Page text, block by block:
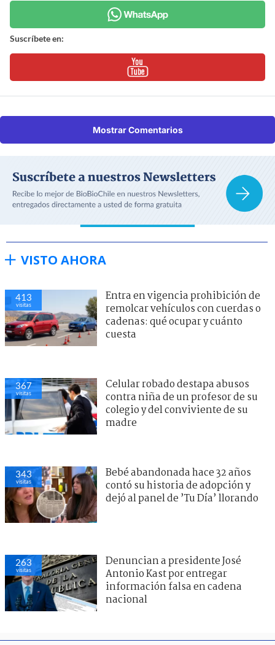
Suscríbete en:
Mostrar Comentarios
VISTO AHORA
413
visitas
Entra en vigencia prohibición de
remolcar vehículos con cuerdas o
cadenas: qué ocupar y cuánto
cuesta
367
visitas
Celular robado destapa abusos
contra niña de un profesor de su
colegio y del conviviente de su
madre
343
visitas
Bebé abandonada hace 32 años
contó su historia de adopción y
dejó al panel de ’Tu Día’ llorando
263
visitas
Denuncian a presidente José
Antonio Kast por entregar
información falsa en cadena
nacional